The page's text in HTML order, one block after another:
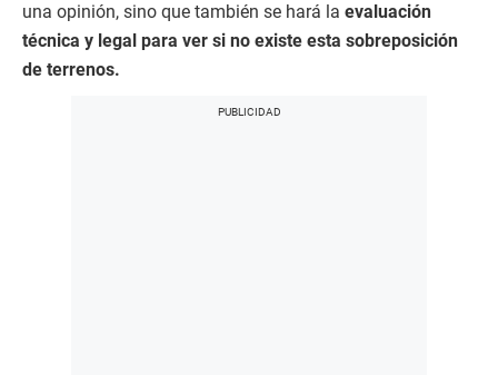
una opinión, sino que también se hará la evaluación
técnica y legal para ver si no existe esta sobreposición
de terrenos.